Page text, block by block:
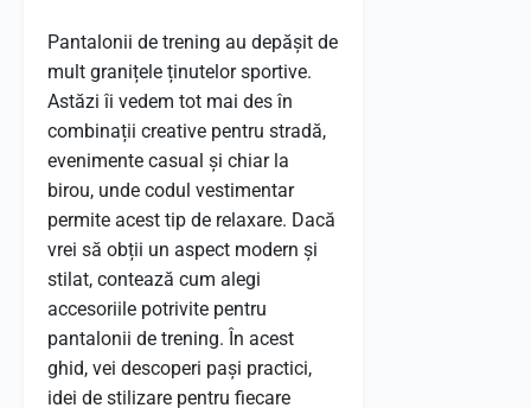
Pantalonii de trening au depășit de
mult granițele ținutelor sportive.
Astăzi îi vedem tot mai des în
combinații creative pentru stradă,
evenimente casual și chiar la
birou, unde codul vestimentar
permite acest tip de relaxare. Dacă
vrei să obții un aspect modern și
stilat, contează cum alegi
accesoriile potrivite pentru
pantalonii de trening. În acest
ghid, vei descoperi pași practici,
idei de stilizare pentru fiecare